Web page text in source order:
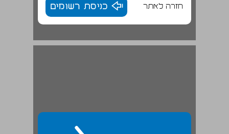
חזרה לאתר כניסת רשומים